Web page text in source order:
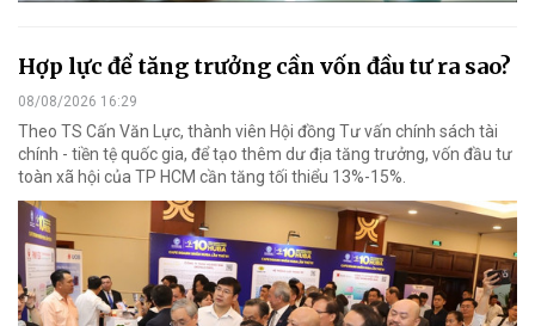
Hợp lực để tăng trưởng cần vốn đầu tư ra sao?
08/08/2026 16:29
Theo TS Cấn Văn Lực, thành viên Hội đồng Tư vấn chính sách tài
chính - tiền tệ quốc gia, để tạo thêm dư địa tăng trưởng, vốn đầu tư
toàn xã hội của TP HCM cần tăng tối thiểu 13%-15%.